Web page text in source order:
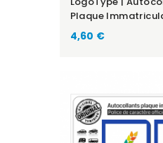
Plaque
4,60 €